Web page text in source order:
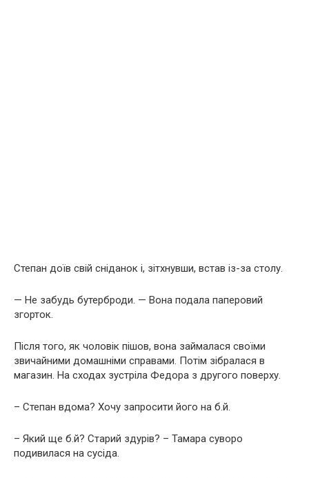
Степан доїв свій сніданок і, зітхнувши, встав із-за столу.
— Не забудь бутерброди. — Вона подала паперовий
згорток.
Після того, як чоловік пішов, вона займалася своїми
звичайними домашніми справами. Потім зібралася в
магазин. На сходах зустріла Федора з другого поверху.
– Степан вдома? Хочу запросити його на б.й.
– Який ще б.й? Старий здурів? – Тамара суворо
подивилася на сусіда.